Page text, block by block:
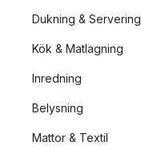
Dukning & Servering
Kök & Matlagning
Inredning
Belysning
Mattor & Textil